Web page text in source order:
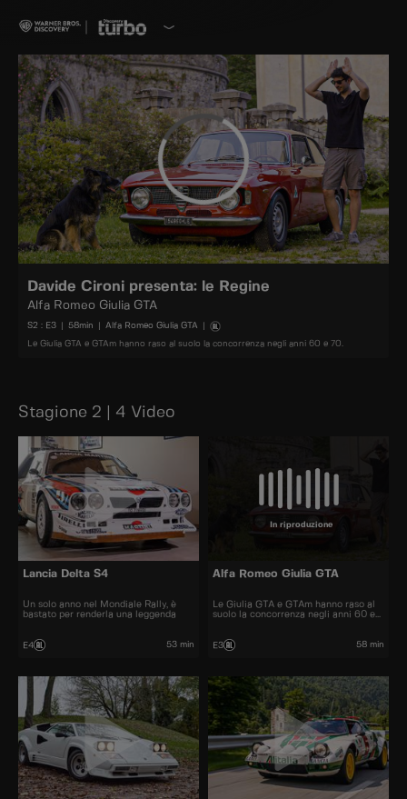
Davide Cironi presenta: le Regine
Alfa Romeo Giulia GTA
S2 : E3 58min Alfa Romeo Giulia GTA
Le Giulia GTA e GTAm hanno raso al suolo la concorrenza negli anni 60 e 70.
Stagione 2 | 4 Video
Lancia Delta S4
Un solo anno nel Mondiale Rally, è
bastato per renderla una leggenda
E4 53 min
In riproduzione
Alfa Romeo Giulia GTA
Le Giulia GTA e GTAm hanno raso al
suolo la concorrenza negli anni 60 e
E3 58 min